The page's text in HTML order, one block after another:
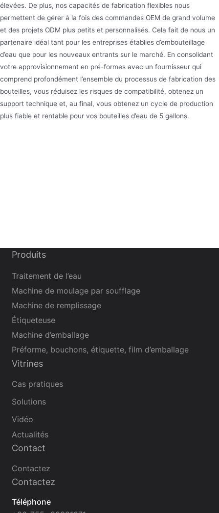
élevées. De plus, nos capacités de fabrication flexibles nous
permettent de gérer à la fois des commandes OEM de grand volume
et des projets ODM plus petits et personnalisés. Cela fait de nous un
partenaire idéal tant pour les entreprises établies d’embouteillage
d’eau que pour les nouveaux entrants sur le marché. En consolidant
votre approvisionnement en pré-formes avec un fournisseur qui
comprend profondément l’ensemble du processus de fabrication des
bouteilles, vous réduisez les risques de compatibilité, obtenez un
support technique et, au final, vous obtenez un cycle de production
plus fiable et rentable pour vos bouteilles d’eau de 5 gallons.
Produits
Traitement de l’eau
Machine de moulage par soufflage
Machine de remplissage
Étiqueteuse
Machine d’emballage
Préforme, bouchons, étiquette, film d’emballage
Vitrines
Cas pratiques
Solutions
Vidéo
Actualités
Contact
Contactez
Contactez
Téléphone